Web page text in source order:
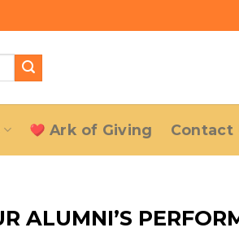
Ark of Giving Contact
ALUMNI’S